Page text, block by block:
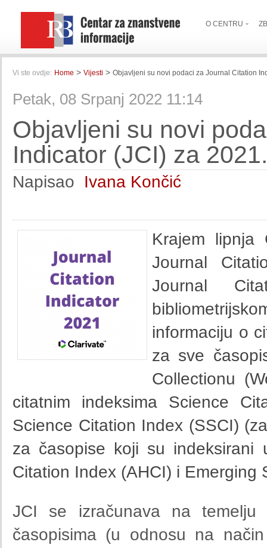
O CENTRU
Vi ste ovdje: Home > Vijesti > Objavljeni su novi podaci za Journal Citation
Petak, 08 Srpanj 2022 11:14
Objavljeni su novi
Indicator (JCI) za
Napisao Ivana Končić
Krajem lipnja
Journal
Journal
informaciju o
za sve
Collectionu
citatnim indeksima Science
Science Citation Index (SSCI)
za časopise koji su indeksirani
Citation Index (AHCI) i
JCI se izračunava na
časopisima (u odnosu na